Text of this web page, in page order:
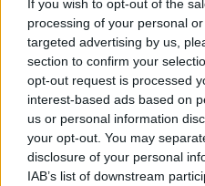
If you wish to opt-out of the
processing of your personal
targeted advertising by us,
section to confirm your
opt-out request is processed
interest-based ads based on
us or personal information
your opt-out. You may
disclosure of your personal
IAB’s list of downstream
listáján.
A napilap úgy tudja, a
kellene kifizetni első
felmerült annak a
opcióval szerezzék meg
bekket, természetesen
kölcsönszerződésbe